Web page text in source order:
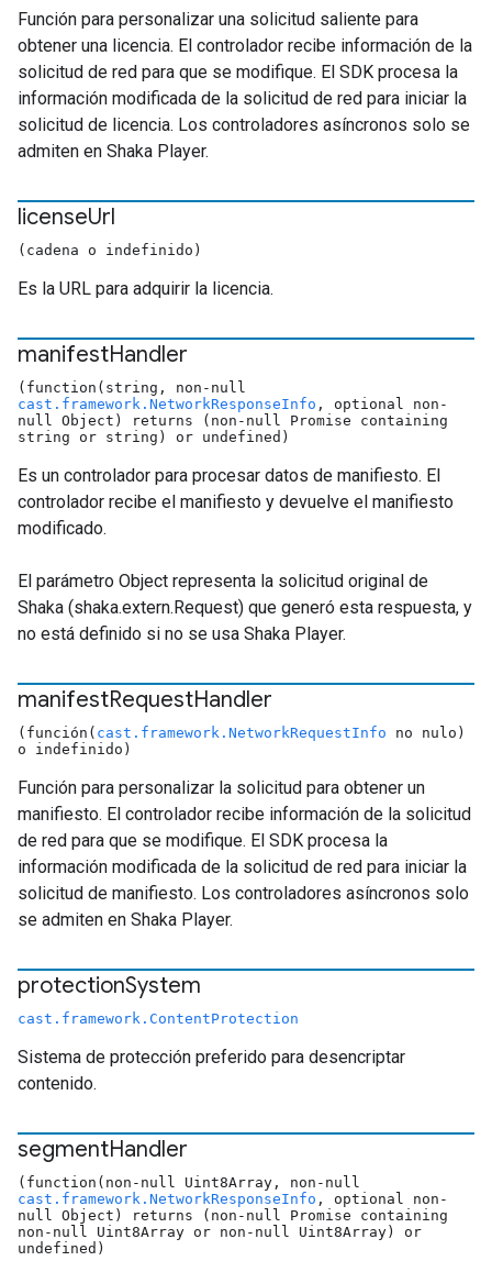
Función para personalizar una solicitud saliente para
obtener una licencia. El controlador recibe información de la
solicitud de red para que se modifique. El SDK procesa la
información modificada de la solicitud de red para iniciar la
solicitud de licencia. Los controladores asíncronos solo se
admiten en Shaka Player.
licenseUrl
(cadena o indefinido)
Es la URL para adquirir la licencia.
manifestHandler
(function(string, non-null
cast.framework.NetworkResponseInfo , optional non-
null Object) returns (non-null Promise containing
string or string) or undefined)
Es un controlador para procesar datos de manifiesto. El
controlador recibe el manifiesto y devuelve el manifiesto
modificado.
El parámetro Object representa la solicitud original de
Shaka (shaka.extern.Request) que generó esta respuesta, y
no está definido si no se usa Shaka Player.
manifestRequestHandler
(función( cast.framework.NetworkRequestInfo no nulo)
o indefinido)
Función para personalizar la solicitud para obtener un
manifiesto. El controlador recibe información de la solicitud
de red para que se modifique. El SDK procesa la
información modificada de la solicitud de red para iniciar la
solicitud de manifiesto. Los controladores asíncronos solo
se admiten en Shaka Player.
protectionSystem
cast.framework.ContentProtection
Sistema de protección preferido para desencriptar
contenido.
segmentHandler
(function(non-null Uint8Array, non-null
cast.framework.NetworkResponseInfo , optional non-
null Object) returns (non-null Promise containing
non-null Uint8Array or non-null Uint8Array) or
undefined)